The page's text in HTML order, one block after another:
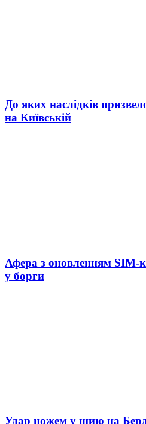
До яких наслідків
на Київській
Афера з оновленням SIM-
у борги
Удар ножем у шию на